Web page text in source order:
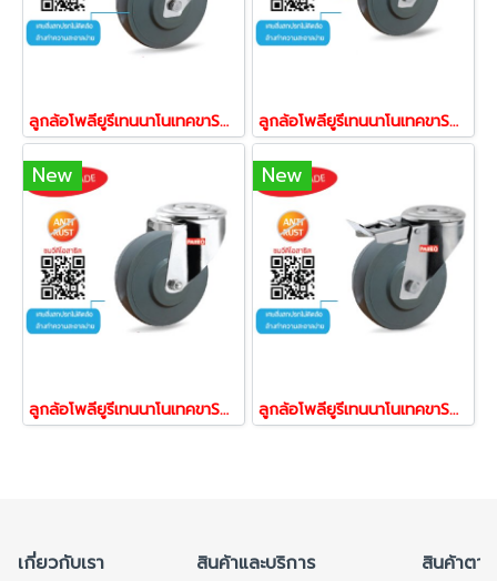
ลูกล้อโพลียูรีเทนนาโนเทคขาSTL ล้อพียูสแตนเลส ล้อยูรีเทน ล้อไม่ทำพื้นเป็นรอย ล้อไม่แตก รับน้ำหนัก 150-225 กก.แป้นหมุน STL ยี่ห้อ PAREO 41943,41950,41967 ลูกล้อโพลียูรีเทนนาโนเทคขาSTL ล้อพียูสแตนเลส ล้อยูรีเทน ล้อไม่ทำพื้นเป็นรอย ล้อไม่แตก รับน้ำหนัก 150-225 กก.แป้นเบรก STL ยี่ห้อ PAREO 42001,42018,42025
New
ลูกล้อโพลียูรีเทนนาโนเทคขาSTL ล้อพียูสแตนเลส ล้อยูรีเทน ล้อไม่ทำพื้นเป็นรอย ล้อไม่แตก รับน้ำหนัก 150-225 กก.รูหมุน STL ยี่ห้อ PAREO 42032,42049,42056
New
ลูกล้อโพลียูรีเทนนาโนเทคขาSTL ล้อพียูสแตนเลส ล้อยูรีเทน ล้อไม่ทำพื้นเป็นรอย ล้อไม่แตก รับน้ำหนัก 150-225 กก.ล้อขารูหมุน STL ยี่ห้อ PAREO 42063,42070,42087
เกี่ยวกับเรา สินค้าและบริการ สินค้าตา